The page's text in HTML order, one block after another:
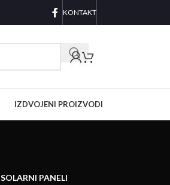
KONTAKT
IZDVOJENI PROIZVODI
SOLARNI PANELI